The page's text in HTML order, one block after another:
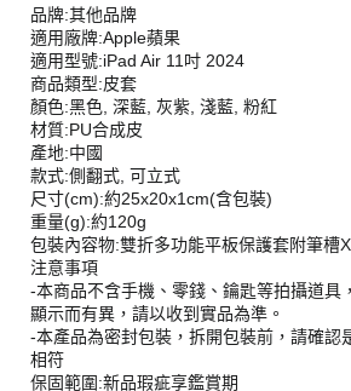
品牌:其他品牌
適用廠牌:Apple蘋果
適用型號:iPad Air 11吋 2024
商品類型:皮套
顏色:黑色, 深藍, 灰紫, 淺藍, 粉紅
材質:PU合成皮
產地:中國
款式:側翻式, 可立式
尺寸(cm):約25x20x1cm(含包裝)
重量(g):約120g
包裝內容物:雙折多功能平板保護套附筆槽
注意事項
-本商品不含手機、零錢、鑰匙等拍攝道具
顯示而有異，請以收到實品為準。
-本產品為密封包裝，拆開包裝前，請確認
相符
保固範圍:新品瑕疵享鑑賞期